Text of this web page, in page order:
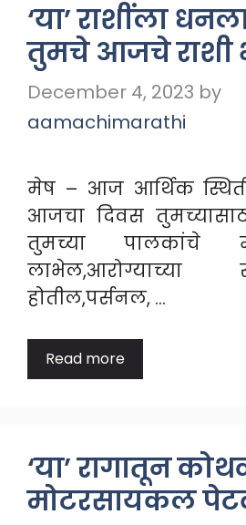
‘या’ राशींला
तुमचे आजचे राशी
December 4, 2023 by
aamachimarathi
मेष – आज आर्थिक
आजचा दिवस
तुमच्या पालकांचे
होतील,पर्सनल, …
Read more
‘या’ रागातून
मोटरसायकल